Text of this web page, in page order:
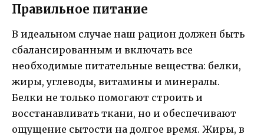
Правильное питание
В идеальном случае наш рацион должен быть
сбалансированным и включать все
необходимые питательные вещества: белки,
жиры, углеводы, витамины и минералы.
Белки не только помогают строить и
восстанавливать ткани, но и обеспечивают
ощущение сытости на долгое время. Жиры, в